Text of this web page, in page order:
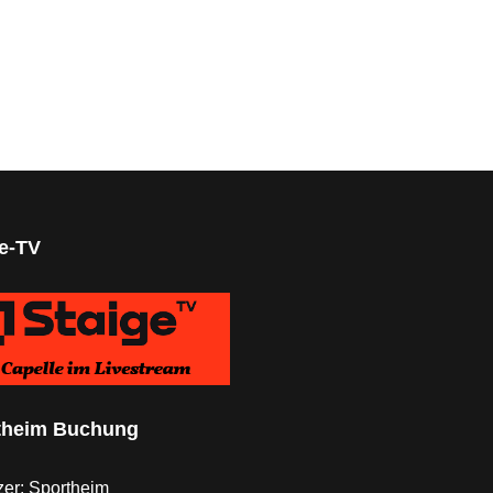
TV
Buchung
Sportheim